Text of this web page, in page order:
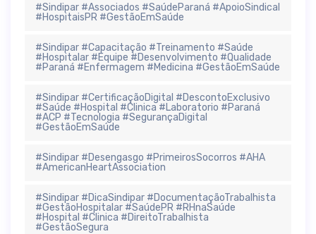
#Sindipar #Associados #SaúdeParaná #ApoioSindical
#HospitaisPR #GestãoEmSaúde
#Sindipar #Capacitação #Treinamento #Saúde
#Hospitalar #Equipe #Desenvolvimento #Qualidade
#Paraná #Enfermagem #Medicina #GestãoEmSaúde
#Sindipar #CertificaçãoDigital #DescontoExclusivo
#Saúde #Hospital #Clinica #Laboratorio #Paraná
#ACP #Tecnologia #SegurançaDigital
#GestãoEmSaúde
#Sindipar #Desengasgo #PrimeirosSocorros #AHA
#AmericanHeartAssociation
#Sindipar #DicaSindipar #DocumentaçãoTrabalhista
#GestãoHospitalar #SaúdePR #RHnaSaúde
#Hospital #Clinica #DireitoTrabalhista
#GestãoSegura